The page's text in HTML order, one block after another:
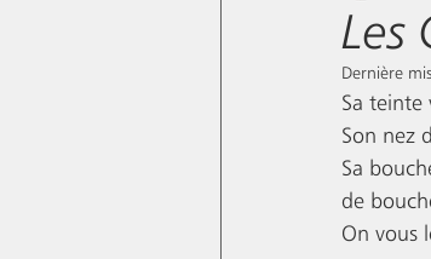
Les
Dernière
Sa teinte
Son nez
Sa
de
On vous